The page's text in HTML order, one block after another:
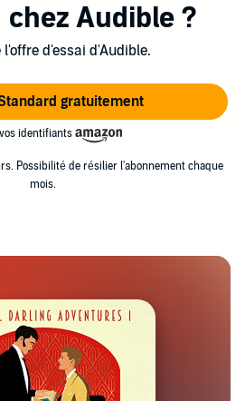
chez Audible ?
l'offre d'essai d'Audible.
gratuitement
identifiants
Possibilité de résilier l'abonnement chaque
mois.